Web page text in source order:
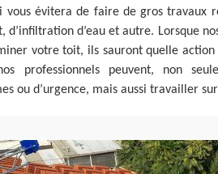
vous évitera de faire de gros travaux
d’infiltration d’eau et autre. Lorsque
votre toit, ils sauront quelle action
professionnels peuvent, non
ou d’urgence, mais aussi travailler